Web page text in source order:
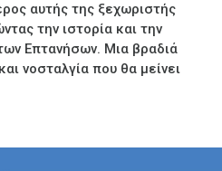
αυτής της ξεχωριστής
την ιστορία και την
Επτανήσων. Μια βραδιά
νοσταλγία που θα μείνει